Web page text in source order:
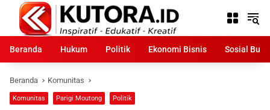
Langsung
konten
Beranda
Hukum Politik Ekonomi Bisnis Sosial
Beranda Komunitas
Komunitas Parigi Moutong Politik